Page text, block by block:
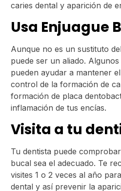
caries dental y aparición de
Usa Enjuague
Aunque no es un sustituto
puede ser un aliado.
pueden ayudar a mantener
control de la formación de
formación de placa
inflamación de tus encías.
Visita a tu
Tu dentista puede
bucal sea el adecuado. Te
visites 1 o 2 veces al año
dental y así prevenir la